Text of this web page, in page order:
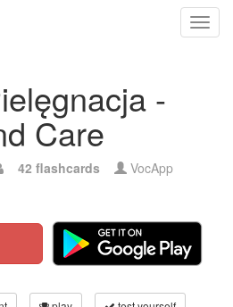
-
Care
42 flashcards VocApp